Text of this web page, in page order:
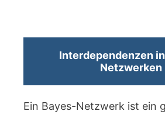
Interdependenzen
Netzwerken
Ein Bayes-Netzwerk ist ein